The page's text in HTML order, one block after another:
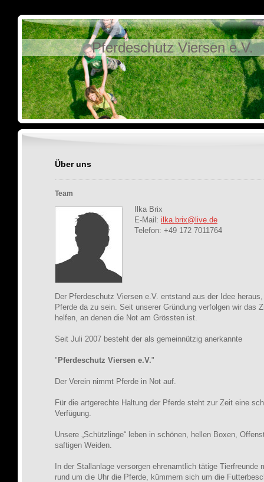
Pferdeschutz Viersen e.V.
Über uns
Team
Ilka Brix
E-Mail: ilka.brix@live.de
Telefon: +49 172 7011764
Der Pferdeschutz Viersen e.V. entstand aus der Idee
Pferde da zu sein. Seit unserer Gründung verfolgen wir das
helfen, an denen die Not am Grössten ist.
Seit Juli 2007 besteht der als gemeinnützig anerkannte
" Pferdeschutz Viersen e.V."
Der Verein nimmt Pferde in Not auf.
Für die artgerechte Haltung der Pferde steht zur Zeit eine
Verfügung.
Unsere „Schützlinge“ leben in schönen, hellen Boxen,
saftigen Weiden.
In der Stallanlage versorgen ehrenamtlich tätige Tierfreunde
rund um die Uhr die Pferde, kümmern sich um die